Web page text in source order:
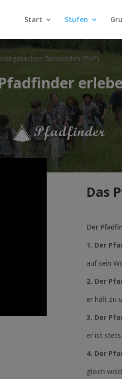
Start Stufen
Gemeinden (PdF)
Das
Der
1. Der
auf sein
2. Der
er hält zu
3. Der
er ist
4. Der
gleich